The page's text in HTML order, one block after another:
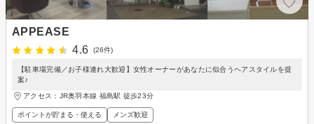
APPEASE
4.6
(26件)
【駐車場完備／お子様連れ大歓迎】女性オーナーがあなたに似合うヘアスタイルを提
案♪
アクセス：JR奥羽本線 福島駅 徒歩23分
ポイントが貯まる・使える メンズ歓迎